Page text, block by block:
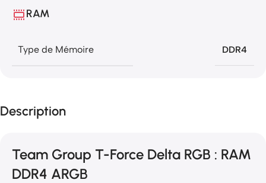
RAM
Type de Mémoire DDR4
Description
Team Group T-Force Delta RGB : RAM
DDR4 ARGB